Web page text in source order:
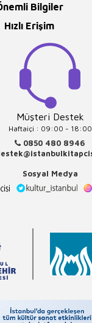
Bilgiler
Hızlı Erişim
Müşteri Destek
Haftaiçi : 09:00 - 18:00
0850 480 8946
Sosyal Medya